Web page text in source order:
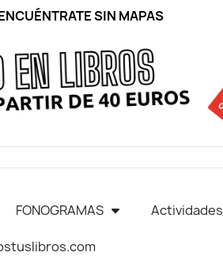
SIN MAPAS
FONOGRAMAS Actividades